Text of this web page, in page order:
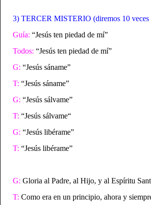
3) TERCER MISTERIO (diremos 10 veces
Guía: “Jesús ten piedad de mí”
Todos: “Jesús ten piedad de mí”
G: “Jesús sáname”
T: “Jesús sáname”
G: “Jesús sálvame”
T: “Jesús sálvame“
G: “Jesús libérame”
T: “Jesús libérame”
G: Gloria al Padre, al Hijo, y al Espíritu
T: Como era en un principio, ahora y